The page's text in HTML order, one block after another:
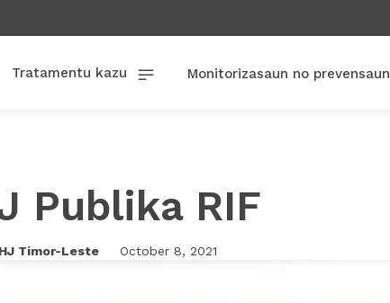
Tratamentu kazu Monitorizasaun no prevensaun
Publika RIF
Timor-Leste October 8, 2021